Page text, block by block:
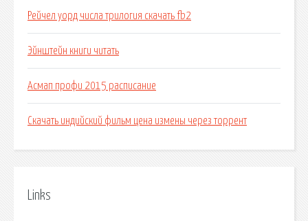
Рейчел уорд числа трилогия скачать fb2
Эйнштейн книги читать
Асмап профи 2015 расписание
Скачать индийский фильм цена измены через торрент
Links